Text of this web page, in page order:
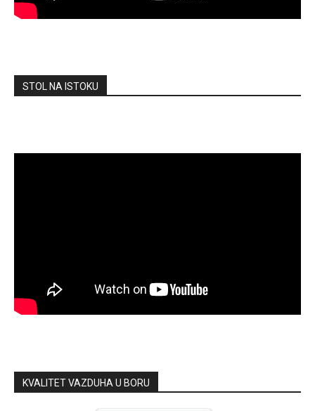
STOL NA ISTOKU
KVALITET VAZDUHA U BORU